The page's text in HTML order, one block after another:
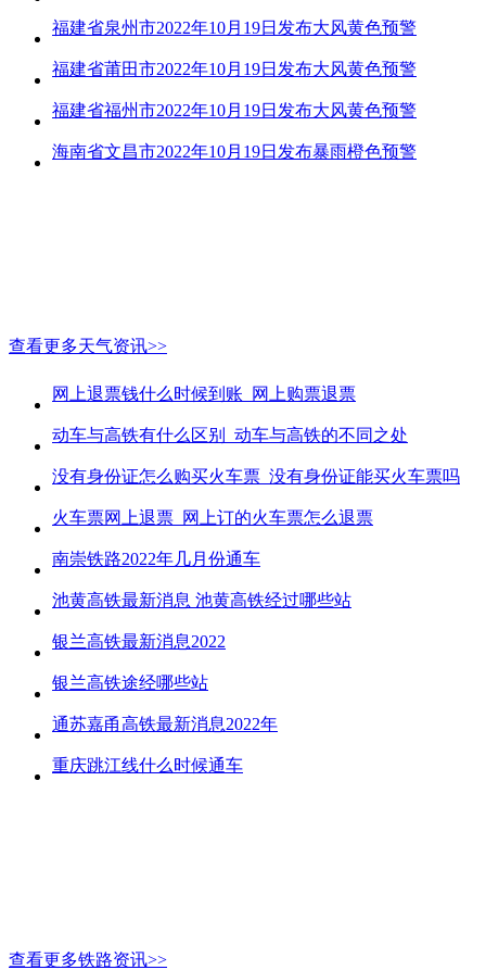
福建省泉州市2022年10月19日发布大风黄色预警
福建省莆田市2022年10月19日发布大风黄色预警
福建省福州市2022年10月19日发布大风黄色预警
海南省文昌市2022年10月19日发布暴雨橙色预警
查看更多天气资讯>>
网上退票钱什么时候到账_网上购票退票
动车与高铁有什么区别_动车与高铁的不同之处
没有身份证怎么购买火车票_没有身份证能买火车票吗
火车票网上退票_网上订的火车票怎么退票
南崇铁路2022年几月份通车
池黄高铁最新消息 池黄高铁经过哪些站
银兰高铁最新消息2022
银兰高铁途经哪些站
通苏嘉甬高铁最新消息2022年
重庆跳江线什么时候通车
查看更多铁路资讯>>